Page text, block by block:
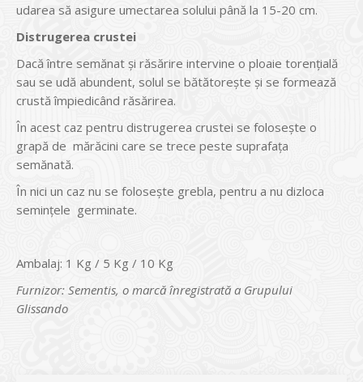
udarea să asigure umectarea solului până la 15-20 cm.
Distrugerea crustei
Dacă între semănat şi răsărire intervine o ploaie torenţială
sau se udă abundent, solul se bătătoreşte şi se formează
crustă împiedicând răsărirea.
În acest caz pentru distrugerea crustei se foloseşte o
grapă de mărăcini care se trece peste suprafaţa
semănată.
În nici un caz nu se foloseşte grebla, pentru a nu dizloca
seminţele germinate.
Ambalaj: 1 Kg / 5 Kg / 10 Kg
Furnizor: Sementis, o marcă înregistrată a Grupului
Glissando